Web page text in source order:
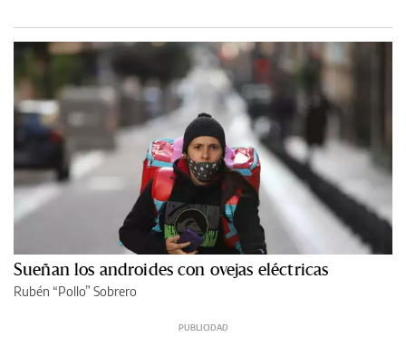
Sueñan los androides con ovejas eléctricas
Rubén “Pollo” Sobrero